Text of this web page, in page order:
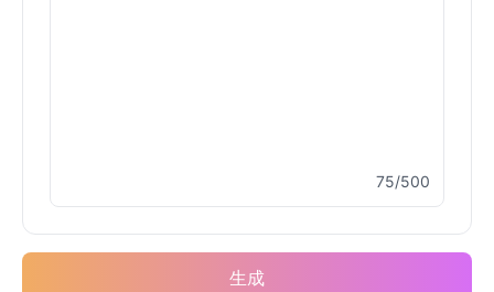
Male @SilentNova
75/500
生成